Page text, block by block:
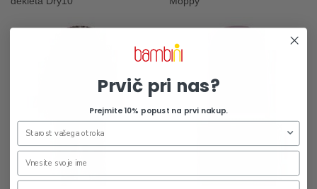
Prvič pri nas?
Prejmite 10% popust na prvi nakup.